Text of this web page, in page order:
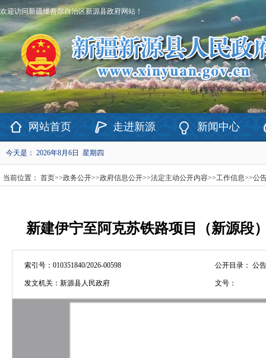
欢迎访问新疆维吾尔自治区新源县政府网站！
网站首页 走进新源 新闻中心
今天是： 2026年8月6日 星期四
当前位置： 首页>>政务公开>>政府信息公开>>法定主动公开内容>>工作信息>>公
新建伊宁至阿克苏铁路项目（新源段
索引号： 010351840/2026-00598 公开目录： 公
发文机关： 新源县人民政府 文号：